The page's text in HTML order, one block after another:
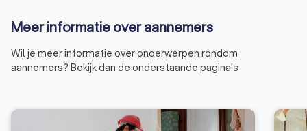
Meer informatie over aannemers
Wil je meer informatie over onderwerpen rondom
aannemers? Bekijk dan de onderstaande pagina's